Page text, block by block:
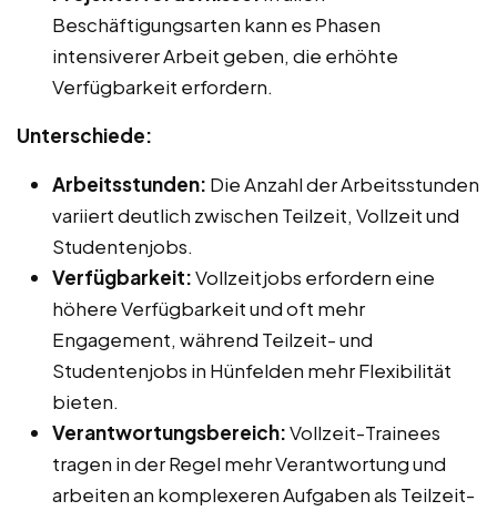
Beschäftigungsarten kann es Phasen
intensiverer Arbeit geben, die erhöhte
Verfügbarkeit erfordern.
Unterschiede:
Arbeitsstunden: Die Anzahl der Arbeitsstunden
variiert deutlich zwischen Teilzeit, Vollzeit und
Studentenjobs.
Verfügbarkeit:Vollzeitjobs erfordern eine
höhere Verfügbarkeit und oft mehr
Engagement, während Teilzeit- und
Studentenjobs in Hünfelden mehr Flexibilität
bieten.
Verantwortungsbereich:Vollzeit-Trainees
tragen in der Regel mehr Verantwortung und
arbeiten an komplexeren Aufgaben als Teilzeit-